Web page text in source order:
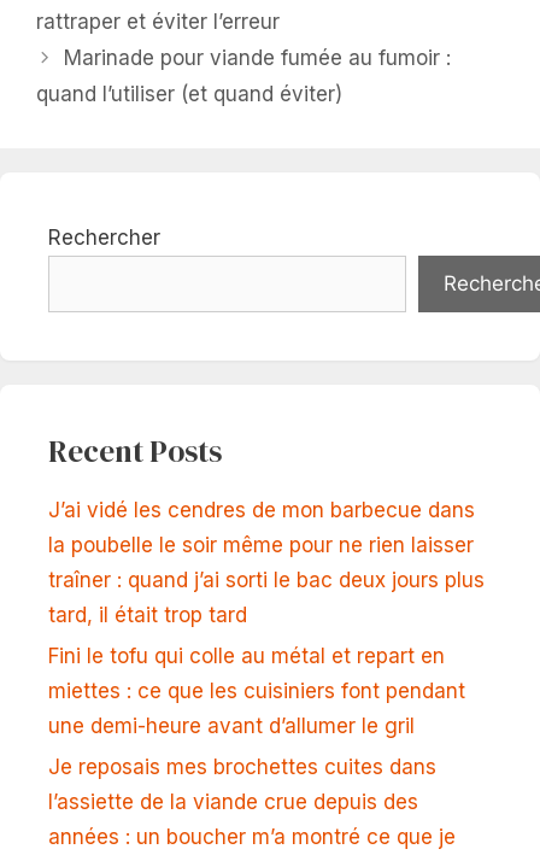
rattraper et éviter l’erreur
Marinade pour viande fumée au fumoir :
quand l’utiliser (et quand éviter)
Rechercher
Recent Posts
J’ai vidé les cendres de mon barbecue dans
la poubelle le soir même pour ne rien laisser
traîner : quand j’ai sorti le bac deux jours plus
tard, il était trop tard
Fini le tofu qui colle au métal et repart en
miettes : ce que les cuisiniers font pendant
une demi-heure avant d’allumer le gril
Je reposais mes brochettes cuites dans
l’assiette de la viande crue depuis des
années : un boucher m’a montré ce que je